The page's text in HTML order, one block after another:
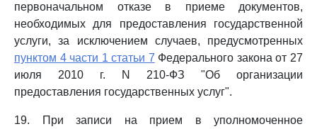
первоначальном отказе в приеме документов,
необходимых для предоставления государственной
услуги, за исключением случаев, предусмотренных
пунктом 4 части 1 статьи 7 Федерального закона от 27
июля 2010 г. N 210-ФЗ "Об организации
предоставления государственных услуг".
19. При записи на прием в уполномоченное